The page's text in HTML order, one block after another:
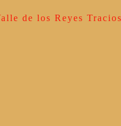
de los Reyes